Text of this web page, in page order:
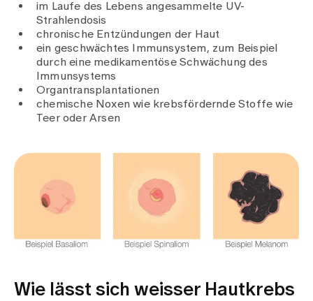
im Laufe des Lebens angesammelte UV-
Strahlendosis
chronische Entzündungen der Haut
ein geschwächtes Immunsystem, zum Beispiel
durch eine medikamentöse Schwächung des
Immunsystems
Organtransplantationen
chemische Noxen wie krebsfördernde Stoffe wie
Teer oder Arsen
Wie lässt sich weisser Hautkrebs